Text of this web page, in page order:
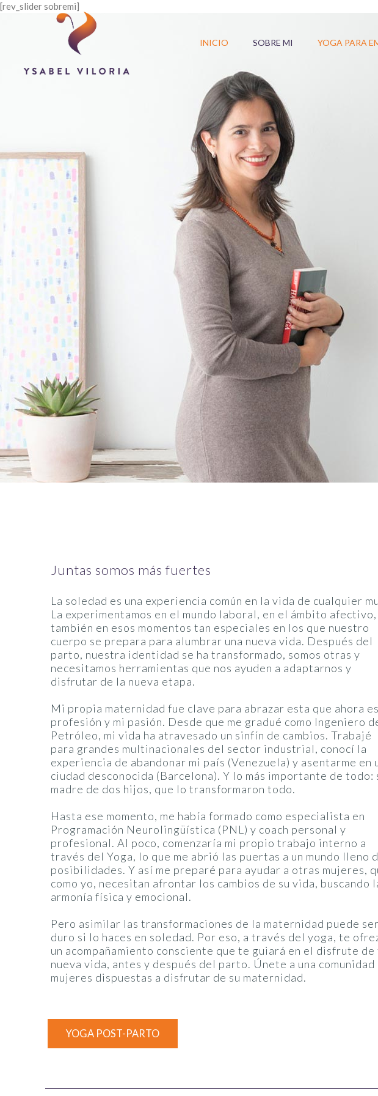
INICIO SOBRE MI YOGA PARA
[rev_slider sobremi]
Juntas somos más fuertes
La soledad es una experiencia común en la vida de cualquier
La experimentamos en el mundo laboral, en el ámbito afectivo,
también en esos momentos tan especiales en los que nuestro
cuerpo se prepara para alumbrar una nueva vida. Después del
parto, nuestra identidad se ha transformado, somos otras y
necesitamos herramientas que nos ayuden a adaptarnos y
disfrutar de la nueva etapa.
Mi propia maternidad fue clave para abrazar esta que ahora
profesión y mi pasión. Desde que me gradué como Ingeniero
Petróleo, mi vida ha atravesado un sinfín de cambios. Trabajé
para grandes multinacionales del sector industrial, conocí la
experiencia de abandonar mi país (Venezuela) y asentarme en
ciudad desconocida (Barcelona). Y lo más importante de todo:
madre de dos hijos, que lo transformaron todo.
Hasta ese momento, me había formado como especialista en
Programación Neurolingüística (PNL) y coach personal y
profesional. Al poco, comenzaría mi propio trabajo interno a
través del Yoga, lo que me abrió las puertas a un mundo lleno
posibilidades. Y así me preparé para ayudar a otras mujeres,
como yo, necesitan afrontar los cambios de su vida, buscando
armonía física y emocional.
Pero asimilar las transformaciones de la maternidad puede ser
duro si lo haces en soledad. Por eso, a través del yoga, te
un acompañamiento consciente que te guiará en el disfrute de
nueva vida, antes y después del parto. Únete a una comunidad
mujeres dispuestas a disfrutar de su maternidad.
YOGA POST-PARTO